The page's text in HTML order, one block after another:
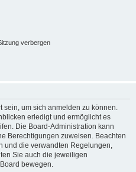
verbergen
um sich anmelden zu können.
erledigt und ermöglicht es
Die Board-Administration kann
Berechtigungen zuweisen. Beachten
und die verwandten Regelungen,
Sie auch die jeweiligen
bewegen.